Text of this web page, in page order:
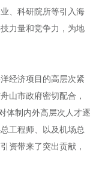
、科研院所等引入海
力量和竞争力，为地
经济项目的高层次紧
山市政府密切配合，
体制内外高层次人才逐
工程师、以及机场总
资带来了突出贡献，